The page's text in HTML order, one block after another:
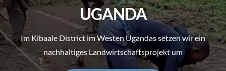
AKTUELLES
MITMACHEN
UGANDA
Im Kibaale District im Westen Ugandas setzen wir ein
nachhaltiges Landwirtschaftsprojekt um